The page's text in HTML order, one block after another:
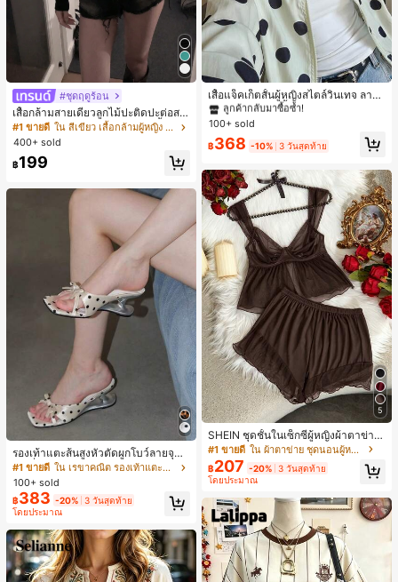
#ชุดฤดูร้อน
เสื้อกล้ามสายเดี่ยวลูกไม้ปะติดปะต่อสไ
ตล์เกาหลี, สุนทรียศาสตร์ Y2K, เสื้อผ้าส
ตรีทแวร์ลำลองฤดูร้อน
#1 ขายดี
ใน สีเขียว เสื้อกล้ามผู้หญิง & Camis
400+ sold
฿199
รองเท้าแตะส้นสูงหัวตัดผูกโบว์ลายจุดส
ายเดี่ยวส้นไม่สมมาตรสำหรับผู้หญิง, รอ
งเท้าแตะส้นสูงหนังเทียมสีขาวหรูหรา
สำหรับฤดูร้อน
#1 ขายดี
ใน เรขาคณิต รองเท้าแตะส้นสูงผู้หญิง
100+ sold
฿383 -20% 3 วันสุดท้าย
โดยประมาณ
เสื้อแจ็คเก็ตสั้นผู้หญิงสไตล์วินเทจ ลายจุ
ดขนาดใหญ่ คอตั้ง เอวเข้ารูป แขนพอง
ทรงหลวม แฟชั่นอเนกประสงค์ สำหรับใ
ส่ประจำวันและไปเที่ยวพักผ่อน
#1 ขายดี
ใน กระเป๋า เสื้อคลุมลำลอง
ลูกค้ากลับมาซื้อซ้ำ!
#1 ขายดี ใน กระเป๋า เสื้อคลุมลำลอง
ลูกค้ากลับมาซื้อซ้ำ!
#1 ขายดี ใน กระเป๋า เสื้อคลุมลำลอง
ลูกค้ากลับมาซื้อซ้ำ!
#1 ขายดี
ใน กระเป๋า เสื้อคลุมลำลอง
100+ sold
฿368 -10% 3 วันสุดท้าย
5
SHEIN ชุดชั้นในเซ็กซี่ผู้หญิงผ้าตาข่าย
มีโครงคัพบาง
#1 ขายดี ใน ผ้าตาข่าย ชุดนอนผู้หญิง
฿207 -20% 3 วันสุดท้าย
โดยประมาณ